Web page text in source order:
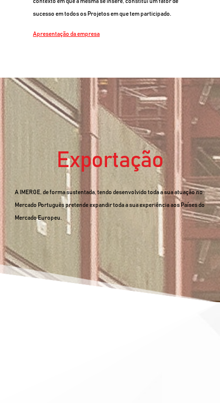
sucesso em todos os Projetos em que tem participado.
Apresentação da empresa
Exportação
A IMERGE, de forma sustentada, tendo desenvolvido toda a sua atuação no
Mercado Português pretende expandir toda a sua experiência aos Países do
Mercado Europeu.